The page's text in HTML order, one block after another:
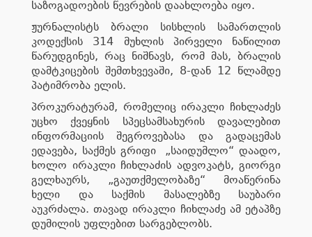
საზოგადოების წევრების დაახლოება იყო.
ჟურნალისტს ბრალი სისხლის სამართლის
კოდექსის 314 მუხლის პირველი ნაწილით
წარუდგინეს, რაც ნიშნავს, რომ მას, ბრალის
დამტკიცების შემთხვევაში, 8-დან 12 წლამდე
პატიმრობა ელის.
პროკურატურამ, რომელიც ირაკლი ჩიხლაძეს
უცხო ქვეყნის სპეცსამსახურის დავალებით
ინფორმაციის შეგროვებასა და გადაცემას
ედავება, საქმეს გრიფი „საიდუმლო“ დაადო,
ხოლო ირაკლი ჩიხლაძის ადვოკატს, გიორგი
გელხაურს, „გაუთქმელობაზე“ მოაწერინა
ხელი და საქმის მასალებზე საუბარი
აუკრძალა. თავად ირაკლი ჩიხლაძე ამ ეტაპზე
დუმილის უფლებით სარგებლობს.